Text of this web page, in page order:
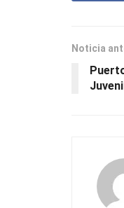
Noticia